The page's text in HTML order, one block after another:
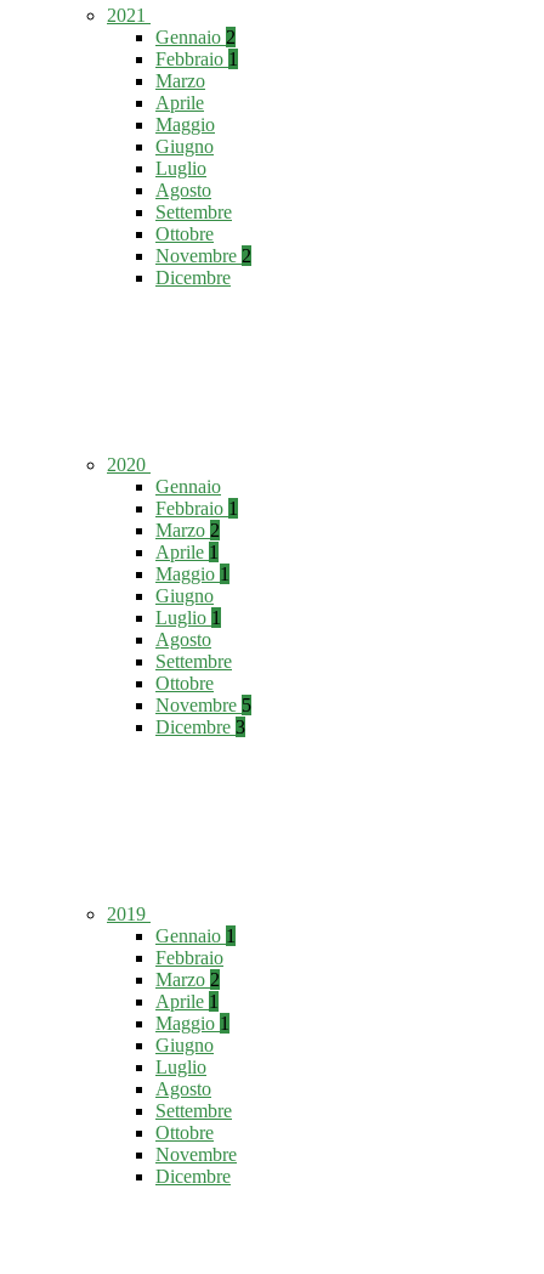
2021
Gennaio 2
Febbraio 1
Marzo
Aprile
Maggio
Giugno
Luglio
Agosto
Settembre
Ottobre
Novembre 2
Dicembre
2020
Gennaio
Febbraio 1
Marzo 2
Aprile 1
Maggio 1
Giugno
Luglio 1
Agosto
Settembre
Ottobre
Novembre 5
Dicembre 3
2019
Gennaio 1
Febbraio
Marzo 2
Aprile 1
Maggio 1
Giugno
Luglio
Agosto
Settembre
Ottobre
Novembre
Dicembre